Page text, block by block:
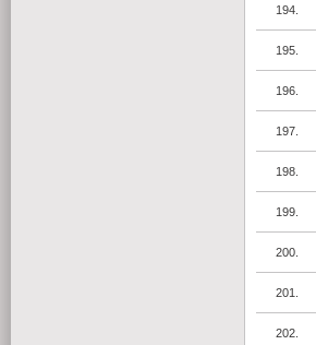
194.
195.
196.
197.
198.
199.
200.
201.
202.